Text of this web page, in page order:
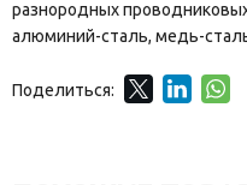
разнородных
алюминий-сталь, медь-
Поделиться: